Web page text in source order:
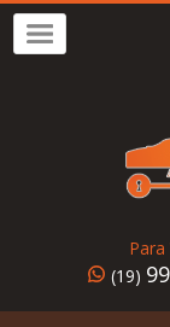
Alugar
Home
Para
(19)